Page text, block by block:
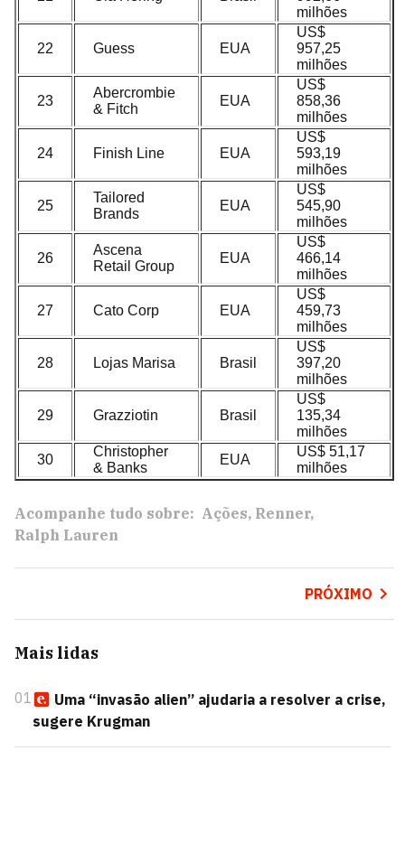
milhões
22 Guess EUA
US$
957,25
milhões
23
Abercrombie
& Fitch
EUA
US$
858,36
milhões
24 Finish Line EUA
US$
593,19
milhões
25
Tailored
Brands
EUA
US$
545,90
milhões
26
Ascena
Retail Group
EUA
US$
466,14
milhões
27 Cato Corp EUA
US$
459,73
milhões
28 Lojas Marisa Brasil
US$
397,20
milhões
29 Grazziotin Brasil
US$
135,34
milhões
30
Christopher
& Banks
EUA
US$ 51,17
milhões
Acompanhe tudo sobre: Ações Renner
Ralph Lauren
PRÓXIMO
Mais lidas
01
Uma “invasão alien” ajudaria a resolver a crise,
sugere Krugman